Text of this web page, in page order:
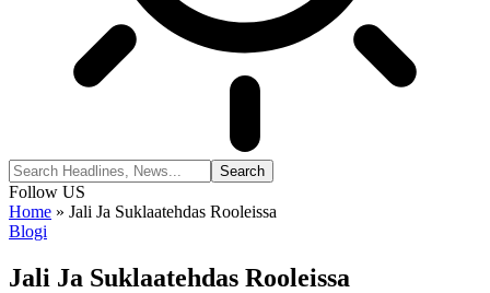
Follow US
Home » Jali Ja Suklaatehdas Rooleissa
Blogi
Jali Ja Suklaatehdas Rooleissa